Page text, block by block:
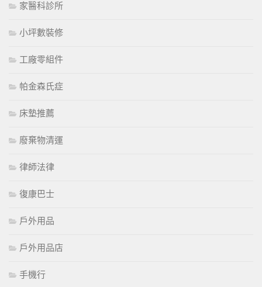
家醫科診所
小坪數裝修
工廠零組件
帕金森氏症
床墊推薦
廢棄物清運
律師法律
復康巴士
戶外用品
戶外用品店
手機行